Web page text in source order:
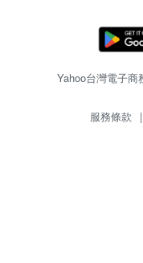
Yahoo台灣電子
服務條款 |